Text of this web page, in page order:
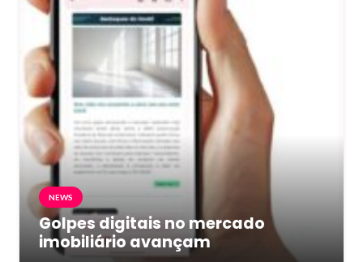
NEWS
Golpes digitais no mercado
imobiliário avançam